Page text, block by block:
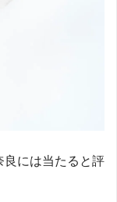
良には当たると評